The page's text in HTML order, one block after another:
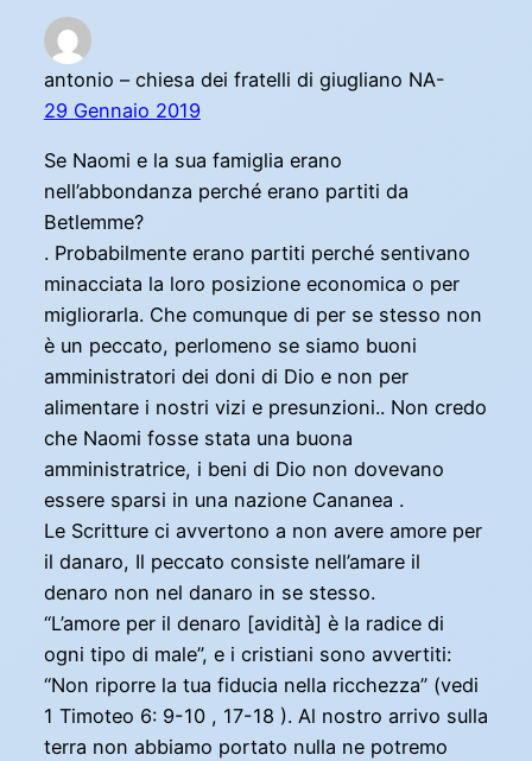
antonio – chiesa dei fratelli di giugliano NA-
29 Gennaio 2019
Se Naomi e la sua famiglia erano
nell’abbondanza perché erano partiti da
Betlemme?
. Probabilmente erano partiti perché sentivano
minacciata la loro posizione economica o per
migliorarla. Che comunque di per se stesso non
è un peccato, perlomeno se siamo buoni
amministratori dei doni di Dio e non per
alimentare i nostri vizi e presunzioni.. Non credo
che Naomi fosse stata una buona
amministratrice, i beni di Dio non dovevano
essere sparsi in una nazione Cananea .
Le Scritture ci avvertono a non avere amore per
il danaro, Il peccato consiste nell’amare il
denaro non nel danaro in se stesso.
“L’amore per il denaro [avidità] è la radice di
ogni tipo di male”, e i cristiani sono avvertiti:
“Non riporre la tua fiducia nella ricchezza” (vedi
1 Timoteo 6: 9-10 , 17-18 ). Al nostro arrivo sulla
terra non abbiamo portato nulla ne potremo